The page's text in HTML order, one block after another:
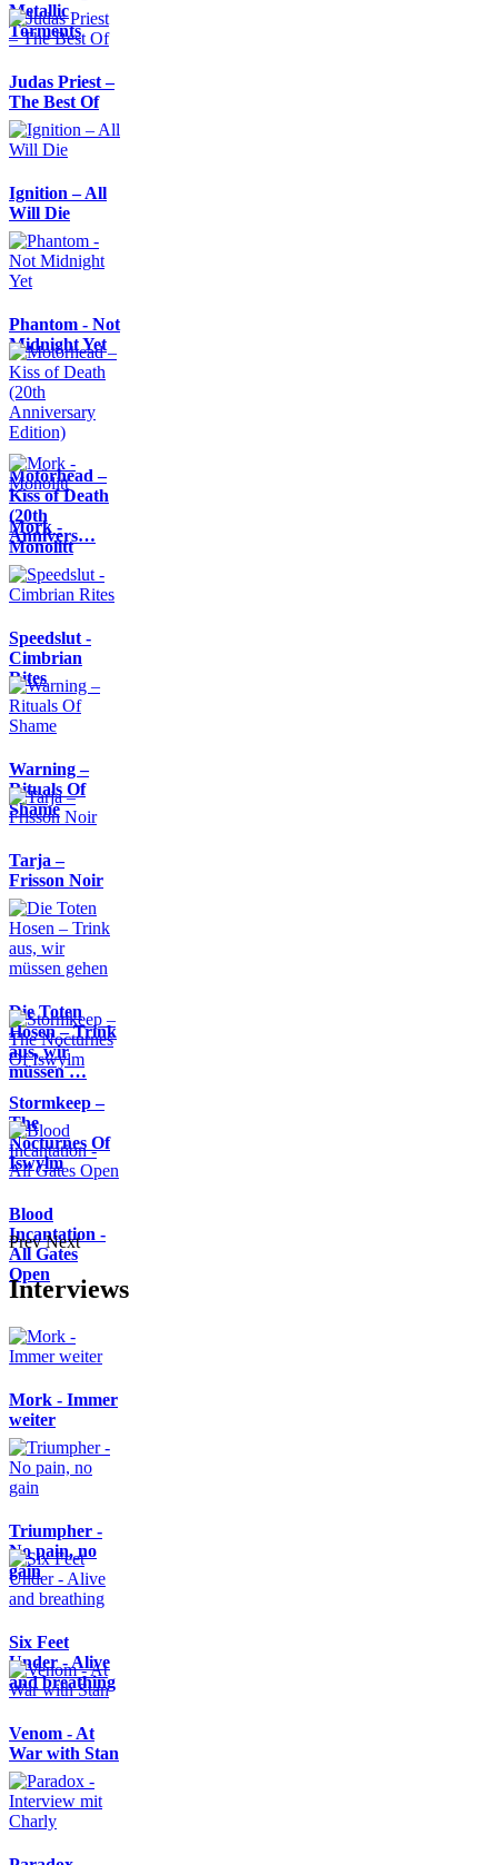
Metallic
Torments
Judas Priest –
The Best Of
Ignition – All
Will Die
Phantom - Not
Midnight Yet
Motörhead –
Kiss of Death
(20th
Annivers…
Mork -
Monolitt
Speedslut -
Cimbrian
Rites
Warning –
Rituals Of
Shame
Tarja –
Frisson Noir
Die Toten
Hosen – Trink
aus, wir
müssen …
Stormkeep –
The
Nocturnes Of
Iswylm
Blood
Incantation -
All Gates
Open
Prev Next
Interviews
Mork - Immer
weiter
Triumpher -
No pain, no
gain
Six Feet
Under - Alive
and breathing
Venom - At
War with Stan